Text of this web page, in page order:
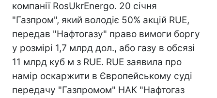
компанії RosUkrEnergo. 20 січня
"Газпром", який володіє 50% акцій RUE,
передав "Нафтогазу" право вимоги боргу
у розмірі 1,7 млрд дол., або газу в обсязі
11 млрд куб м з RUE. RUE заявила про
намір оскаржити в Європейському суді
передачу "Газпромом" НАК "Нафтогаз